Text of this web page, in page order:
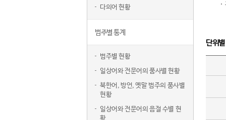
다의어 현황
범주별 통계
범주별 현황
일상어와 전문어의 품사별 현황
북한어, 방언, 옛말 범주의 품사별
현황
일상어와 전문어의 음절 수별 현
황
단위